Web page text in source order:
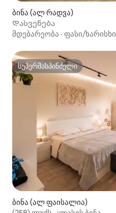
ბინა (ალ რადვა)
Დასვენება
მდებარეობა · ფასი/ხარისხი
სუპერმასპინძელი
სუპერმასპინძელი
ბინა (ალ ფაისალია)